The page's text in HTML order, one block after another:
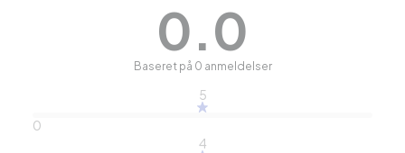
0.0
Baseret på 0 anmeldelser
5
0
4